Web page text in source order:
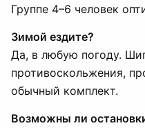
Группе 4–6 человек
Зимой ездите?
Да, в любую погоду.
противоскольжения,
обычный комплект.
Возможны ли